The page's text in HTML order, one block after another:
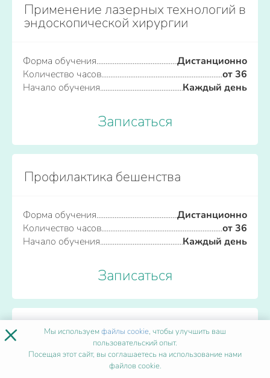
Применение лазерных технологий в
эндоскопической хирургии
Форма обучения
Дистанционно
Количество часов
от 36
Начало обучения
Каждый день
Записаться
Профилактика бешенства
Форма обучения
Дистанционно
Количество часов
от 36
Начало обучения
Каждый день
Записаться
Психиатрия
× Мы используемфайлы cookie, чтобы улучшить ваш
пользовательский опыт.
Посещая этот сайт, вы соглашаетесь на использование нами
файлов cookie.